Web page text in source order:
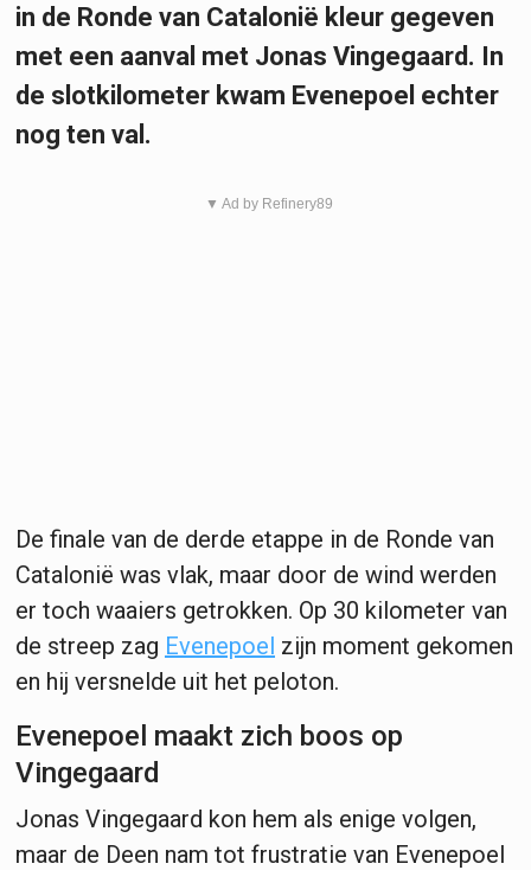
in de Ronde van Catalonië kleur gegeven
met een aanval met Jonas Vingegaard. In
de slotkilometer kwam Evenepoel echter
nog ten val.
▼ Ad by Refinery89
De finale van de derde etappe in de Ronde van
Catalonië was vlak, maar door de wind werden
er toch waaiers getrokken. Op 30 kilometer van
de streep zag Evenepoel zijn moment gekomen
en hij versnelde uit het peloton.
Evenepoel maakt zich boos op
Vingegaard
Jonas Vingegaard kon hem als enige volgen,
maar de Deen nam tot frustratie van Evenepoel